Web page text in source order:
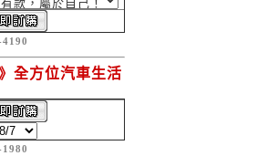
4190
全方位汽車生活
1980